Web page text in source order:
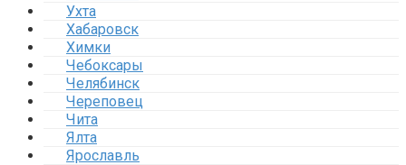
Ухта
Хабаровск
Химки
Чебоксары
Челябинск
Череповец
Чита
Ялта
Ярославль